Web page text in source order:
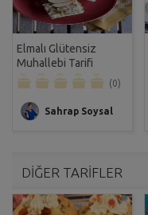
Elmalı Glütensiz
Muhallebi Tarifi
(0)
Sahrap Soysal
DİĞER TARİFLER